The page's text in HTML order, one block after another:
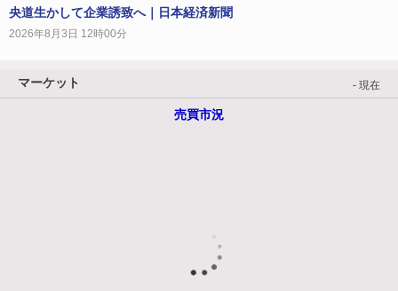
央道生かして企業誘致へ｜日本経済新聞
2026年8月3日 12時00分
マーケット - 現在
売買市況